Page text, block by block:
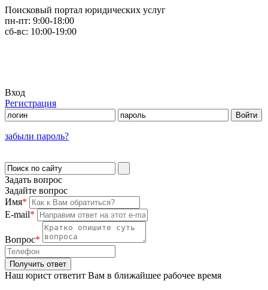
Поисковый портал юридических услуг
пн-пт: 9:00-18:00
сб-вс: 10:00-19:00
Вход
Регистрация
забыли пароль?
Задать вопрос
Задайте вопрос
Имя*
E-mail*
Вопрос*
Наш юрист ответит Вам в ближайшее рабочее время